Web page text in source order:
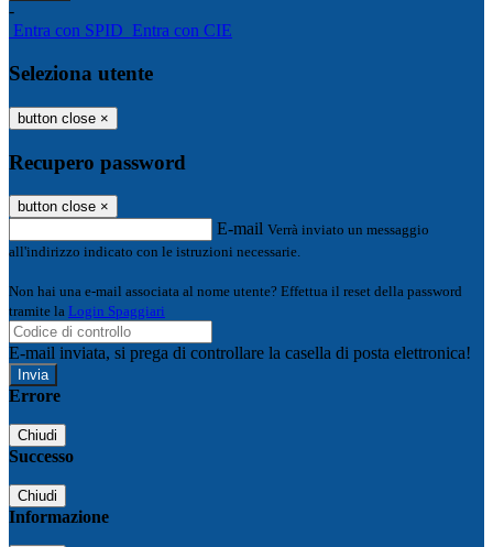
-
Entra con SPID Entra con CIE
Seleziona utente
button close ×
Recupero password
button close ×
E-mail Verrà inviato un messaggio
all'indirizzo indicato con le istruzioni necessarie.
Non hai una e-mail associata al nome utente? Effettua il reset della password
tramite la Login Spaggiari
E-mail inviata, si prega di controllare la casella di posta elettronica!
Errore
Chiudi
Successo
Chiudi
Informazione